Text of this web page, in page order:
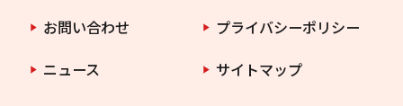
お問い合わせ
プライバシーポリシー
ニュース
サイトマップ